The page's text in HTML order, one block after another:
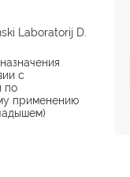
Laboratorij D.
с
по
применению